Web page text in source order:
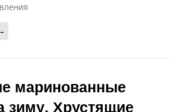
маринованные
зиму. Хрустящие